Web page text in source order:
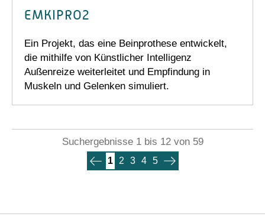
EMKIPRO2
Ein Projekt, das eine Beinprothese entwickelt,
die mithilfe von Künstlicher Intelligenz
Außenreize weiterleitet und Empfindung in
Muskeln und Gelenken simuliert.
Suchergebnisse 1 bis 12 von 59
1 2 3 4 5